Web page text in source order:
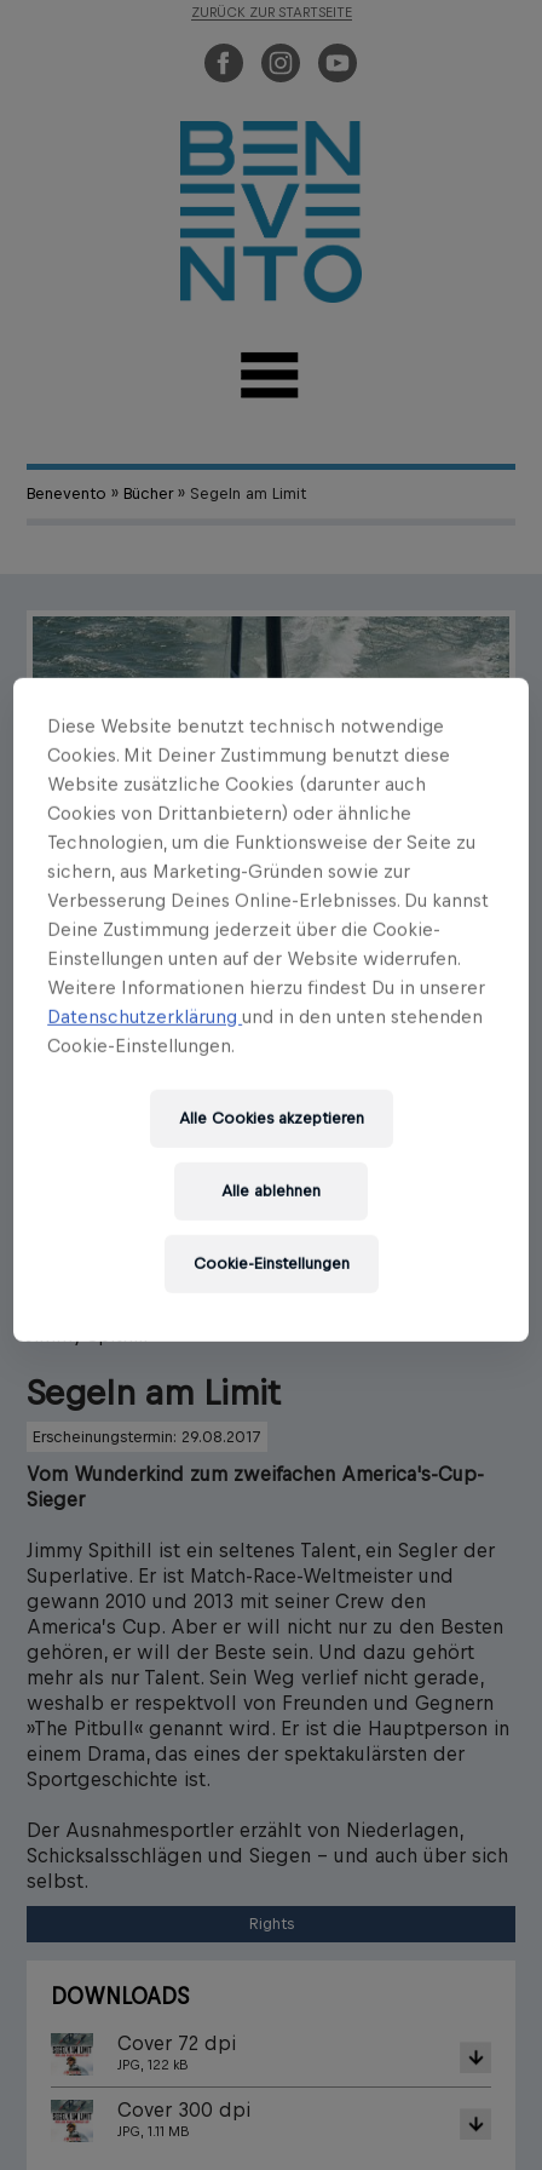
ZURÜCK ZUR STARTSEITE
Benevento » Bücher» Segeln am Limit
Segeln am Limit
Erscheinungstermin: 29.08.2017
Vom Wunderkind zum zweifachen America's-Cup-
Sieger
Jimmy Spithill ist ein seltenes Talent, ein Segler der
Superlative. Er ist Match-Race-Weltmeister und
gewann 2010 und 2013 mit seiner Crew den
America’s Cup. Aber er will nicht nur zu den Besten
gehören, er will der Beste sein. Und dazu gehört
mehr als nur Talent. Sein Weg verlief nicht gerade,
weshalb er respektvoll von Freunden und Gegnern
»The Pitbull« genannt wird. Er ist die Hauptperson in
einem Drama, das eines der spektakulärsten der
Sportgeschichte ist.
Der Ausnahmesportler erzählt von Niederlagen,
Schicksalsschlägen und Siegen – und auch über sich
selbst.
Rights
DOWNLOADS
Cover 72 dpi
JPG, 122 kB
Cover 300 dpi
JPG, 1.11 MB
Diese Website benutzt technisch notwendige
Cookies. Mit Deiner Zustimmung benutzt diese
Website zusätzliche Cookies (darunter auch
Cookies von Drittanbietern) oder ähnliche
Technologien, um die Funktionsweise der Seite zu
sichern, aus Marketing-Gründen sowie zur
Verbesserung Deines Online-Erlebnisses. Du kannst
Deine Zustimmung jederzeit über die Cookie-
Einstellungen unten auf der Website widerrufen.
Weitere Informationen hierzu findest Du in unserer
Datenschutzerklärungund in den unten stehenden
Cookie-Einstellungen.
Alle ablehnen
Alle Cookies akzeptieren
Cookie-Einstellungen